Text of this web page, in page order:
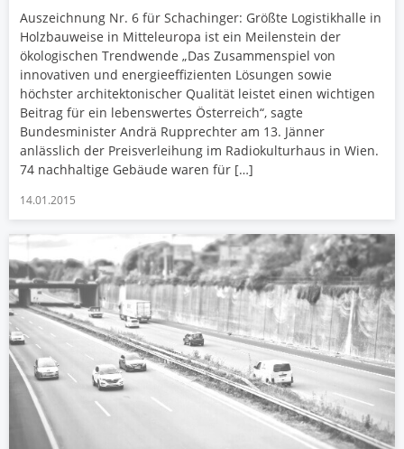
Auszeichnung Nr. 6 für Schachinger: Größte Logistikhalle in
Holzbauweise in Mitteleuropa ist ein Meilenstein der
ökologischen Trendwende „Das Zusammenspiel von
innovativen und energieeffizienten Lösungen sowie
höchster architektonischer Qualität leistet einen wichtigen
Beitrag für ein lebenswertes Österreich“, sagte
Bundesminister Andrä Rupprechter am 13. Jänner
anlässlich der Preisverleihung im Radiokulturhaus in Wien.
74 nachhaltige Gebäude waren für […]
14.01.2015